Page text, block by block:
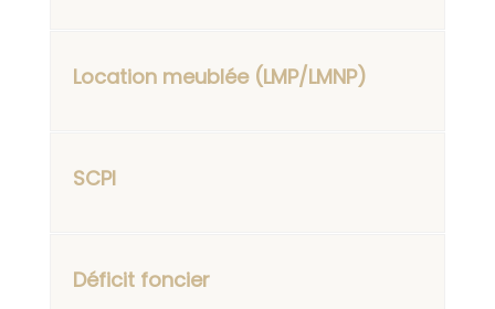
Location meublée (LMP/LMNP)
SCPI
Déficit foncier